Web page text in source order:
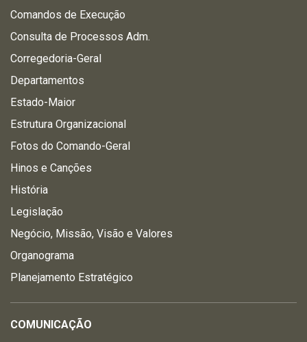
Comandos de Execução
Consulta de Processos Adm.
Corregedoria-Geral
Departamentos
Estado-Maior
Estrutura Organizacional
Fotos do Comando-Geral
Hinos e Canções
História
Legislação
Negócio, Missão, Visão e Valores
Organograma
Planejamento Estratégico
COMUNICAÇÃO